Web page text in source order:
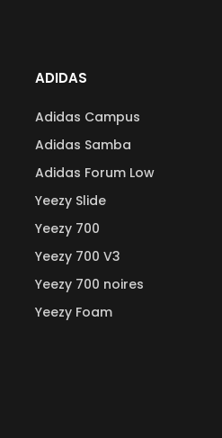
ADIDAS
Adidas Campus
Adidas Samba
Adidas Forum Low
Yeezy Slide
Yeezy 700
Yeezy 700 V3
Yeezy 700 noires
Yeezy Foam